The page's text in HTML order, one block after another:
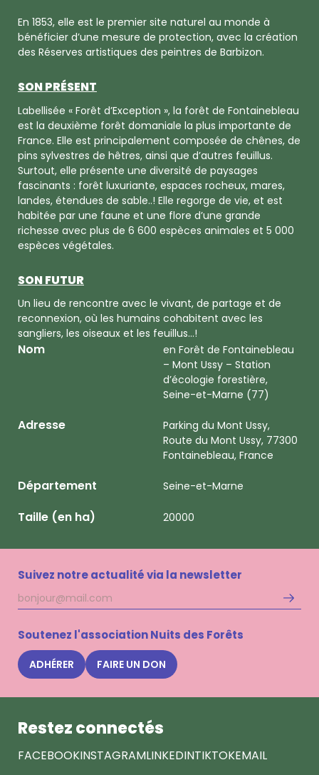
En 1853, elle est le premier site naturel au monde à
bénéficier d’une mesure de protection, avec la création
des Réserves artistiques des peintres de Barbizon.
SON PRÉSENT
Labellisée « Forêt d’Exception », la forêt de Fontainebleau
est la deuxième forêt domaniale la plus importante de
France. Elle est principalement composée de chênes, de
pins sylvestres de hêtres, ainsi que d’autres feuillus.
Surtout, elle présente une diversité de paysages
fascinants : forêt luxuriante, espaces rocheux, mares,
landes, étendues de sable..! Elle regorge de vie, et est
habitée par une faune et une flore d’une grande
richesse avec plus de 6 600 espèces animales et 5 000
espèces végétales.
SON FUTUR
Un lieu de rencontre avec le vivant, de partage et de
reconnexion, où les humains cohabitent avec les
sangliers, les oiseaux et les feuillus...!
Nom
en Forêt de Fontainebleau
– Mont Ussy – Station
d’écologie forestière,
Seine-et-Marne (77)
Adresse
Parking du Mont Ussy,
Route du Mont Ussy, 77300
Fontainebleau, France
Département Seine-et-Marne
Taille (en ha) 20000
Suivez notre actualité via la newsletter
Adresse
mail
Soutenez l'association Nuits des Forêts
ADHÉRER FAIRE UN DON
Restez connectés
FACEBOOKINSTAGRAMLINKEDINTIKTOKEMAIL